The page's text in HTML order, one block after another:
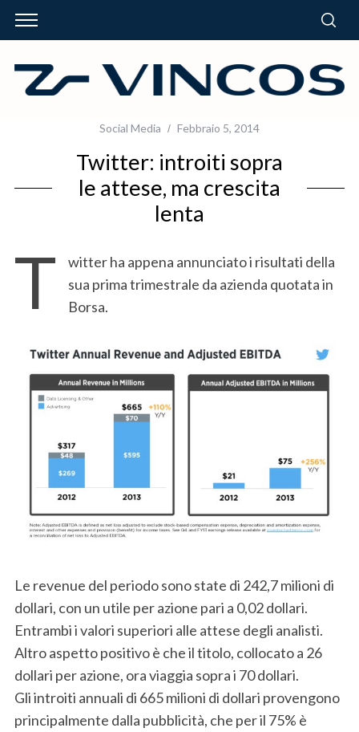
Social Media Febbraio 5, 2014
Twitter: introiti sopra
le attese, ma crescita
lenta
T
witter ha appena annunciato i risultati della
sua prima trimestrale da azienda quotata in
Borsa.
Le revenue del periodo sono state di 242,7 milioni di
dollari, con un utile per azione pari a 0,02 dollari.
Entrambi i valori superiori alle attese degli analisti.
Altro aspetto positivo è che il titolo, collocato a 26
dollari per azione, ora viaggia sopra i 70 dollari.
Gli introiti annuali di 665 milioni di dollari provengono
principalmente dalla pubblicità, che per il 75% è